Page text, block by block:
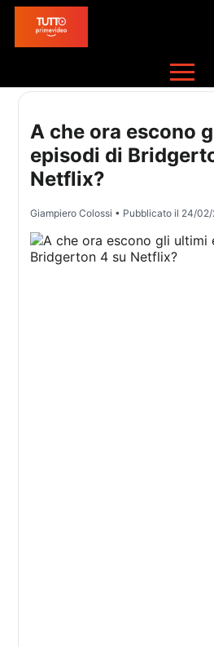
A che ora escono
episodi di
Netflix?
Giampiero Colossi • Pubblicato il 24/